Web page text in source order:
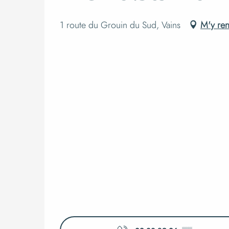
1 route du Grouin du Sud, Vains M'y